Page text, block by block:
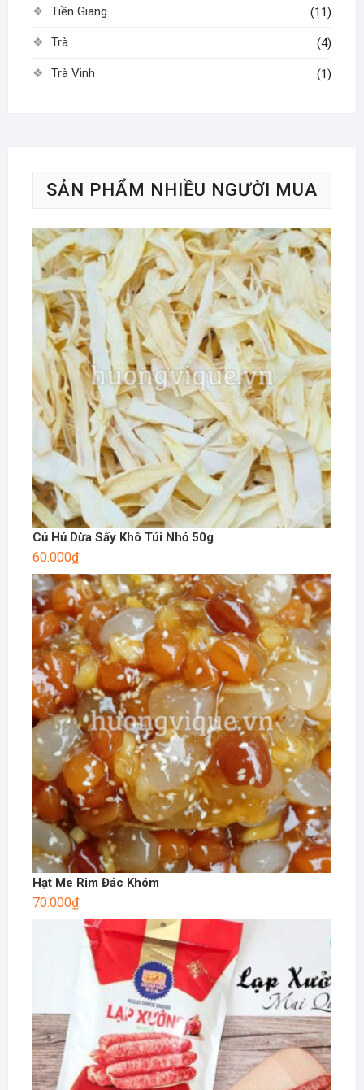
Tiền Giang (11)
Trà (4)
Trà Vinh (1)
SẢN PHẨM NHIỀU NGƯỜI MUA
Củ Hủ Dừa Sấy Khô Túi Nhỏ 50g
60.000₫
Hạt Me Rim Đác Khóm
70.000₫